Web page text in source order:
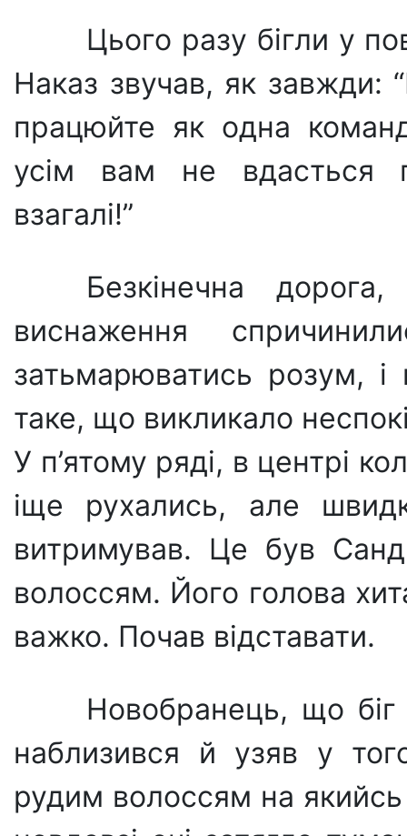
Цього разу бігли у
Наказ звучав, як завжди:
працюйте як одна
усім вам не вдасться
взагалі!”
Безкінечна
виснаження
затьмарюватись розум, і
таке, що викликало
У п’ятому ряді, в центрі
іще рухались, але
витримував. Це був
волоссям. Його голова
важко. Почав відставати.
Новобранець, що
наблизився й узяв у
рудим волоссям на